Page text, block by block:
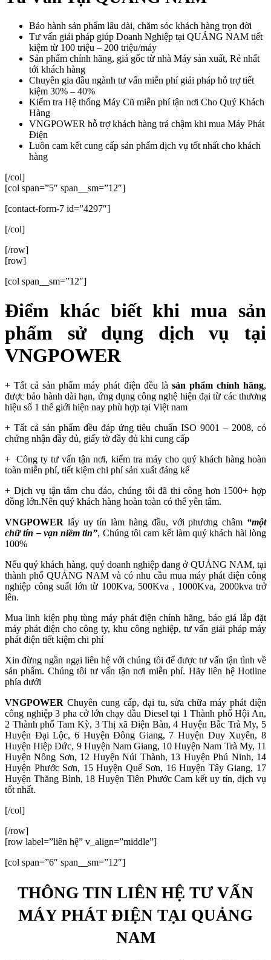
Bảo hành sản phẩm lâu dài, chăm sóc khách hàng trọn đời
Tư vấn giải pháp giúp Doanh Nghiệp tại QUẢNG NAM tiết
kiệm từ 100 triệu – 200 triệu/máy
Sản phẩm chính hãng, giá gốc từ nhà Máy sản xuất, Rẻ nhất
tới khách hàng
Chuyên gia đầu ngành tư vấn miễn phí giải pháp hỗ trợ tiết
kiệm 30% – 40%
Kiểm tra Hệ thống Máy Cũ miễn phí tận nơi Cho Quý Khách
Hàng
VNGPOWER hỗ trợ khách hàng trả chậm khi mua Máy Phát
Điện
Luôn cam kết cung cấp sản phẩm dịch vụ tốt nhất cho khách
hàng
[/col]
[col span=”5″ span__sm=”12″]
[contact-form-7 id=”4297″]
[/col]
[/row]
[row]
[col span__sm=”12″]
Điểm khác biết khi mua sản
phẩm sử dụng dịch vụ tại
VNGPOWER
+ Tất cả sản phẩm máy phát điện đều là sản phẩm chính hãng,
được bảo hành dài hạn, ứng dụng công nghệ hiện đại từ các thương
hiệu số 1 thế giới hiện nay phù hợp tại Việt nam
+ Tất cả sản phẩm đều đáp ứng tiêu chuẩn ISO 9001 – 2008, có
chứng nhận đầy đủ, giấy tờ đầy đủ khi cung cấp
+ Công ty tư vấn tận nơi, kiểm tra máy cho quý khách hàng hoàn
toàn miễn phí, tiết kiệm chi phí sản xuất đáng kể
+ Dịch vụ tận tâm chu đáo, chúng tôi đã thi công hơn 1500+ hợp
đồng lớn.Nên quý khách hàng hoàn toàn có thể yên tâm.
VNGPOWER lấy uy tín làm hàng đầu, với phương châm “một
chữ tín – vạn niềm tin”, Chúng tôi cam kết làm quý khách hài lòng
100%
Nếu quý khách hàng, quý doanh nghiệp đang ở QUẢNG NAM, tại
thành phố QUẢNG NAM và có nhu cầu mua máy phát điện công
nghiệp công suất lớn từ 100Kva, 500Kva , 1000Kva, 2000kva trở
lên.
Mua linh kiện phụ tùng máy phát điện chính hãng, báo giá lắp đặt
máy phát điện cho công ty, khu công nghiệp, tư vấn giải pháp máy
phát điện tiết kiệm chi phí
Xin đừng ngần ngại liên hệ với chúng tôi để được tư vấn tận tình về
sản phẩm. Chúng tôi tư vấn tận nơi miễn phí. Hãy liên hệ Hotline
phía dưới
VNGPOWER Chuyên cung cấp, đại tu, sửa chữa máy phát điện
công nghiệp 3 pha cở lớn chạy dầu Diesel tại 1 Thành phố Hội An,
2 Thành phố Tam Kỳ, 3 Thị xã Điện Bàn, 4 Huyện Bắc Trà My, 5
Huyện Đại Lộc, 6 Huyện Đông Giang, 7 Huyện Duy Xuyên, 8
Huyện Hiệp Đức, 9 Huyện Nam Giang, 10 Huyện Nam Trà My, 11
Huyện Nông Sơn, 12 Huyện Núi Thành, 13 Huyện Phú Ninh, 14
Huyện Phước Sơn, 15 Huyện Quế Sơn, 16 Huyện Tây Giang, 17
Huyện Thăng Bình, 18 Huyện Tiên Phước Cam kết uy tín, dịch vụ
tốt nhất.
[/col]
[/row]
[row label=”liên hệ” v_align=”middle”]
[col span=”6″ span__sm=”12″]
THÔNG TIN LIÊN HỆ TƯ VẤN
MÁY PHÁT ĐIỆN TẠI QUẢNG
NAM